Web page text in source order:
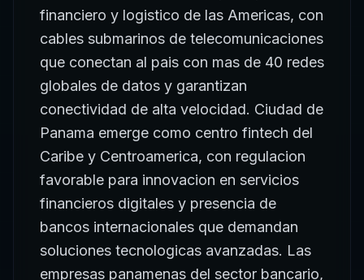
financiero y logistico de las Americas, con
cables submarinos de telecomunicaciones
que conectan al pais con mas de 40 redes
globales de datos y garantizan
conectividad de alta velocidad. Ciudad de
Panama emerge como centro fintech del
Caribe y Centroamerica, con regulacion
favorable para innovacion en servicios
financieros digitales y presencia de
bancos internacionales que demandan
soluciones tecnologicas avanzadas. Las
empresas panamenas del sector bancario,